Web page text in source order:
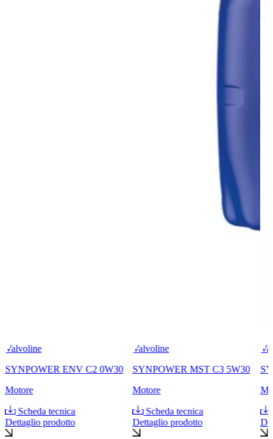
Valvoline
SYNPOWER ENV C2 0W30
Motore
Scheda tecnica
Dettaglio prodotto
Valvoline
SYNPOWER MST C3 5W30
Motore
Scheda tecnica
Dettaglio prodotto